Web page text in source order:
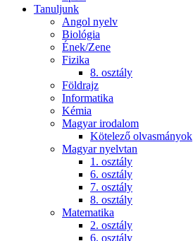
Tanuljunk
Angol nyelv
Biológia
Ének/Zene
Fizika
8. osztály
Földrajz
Informatika
Kémia
Magyar irodalom
Kötelező olvasmányok
Magyar nyelvtan
1. osztály
6. osztály
7. osztály
8. osztály
Matematika
2. osztály
6. osztály